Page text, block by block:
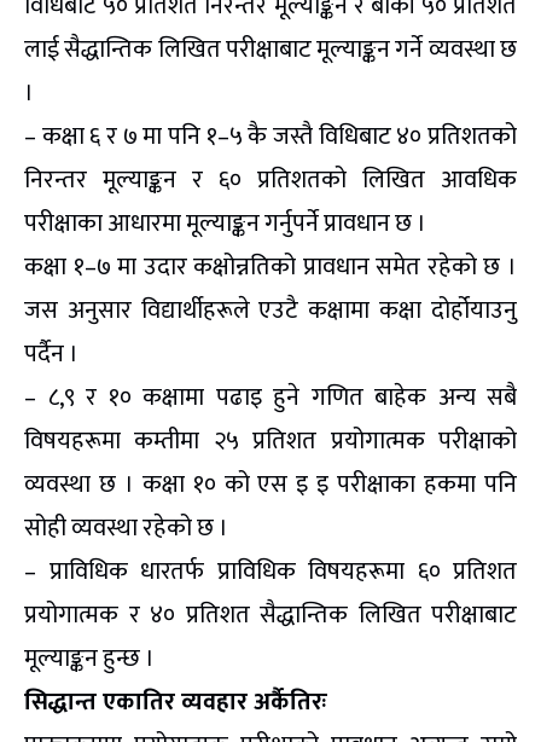
लाई सैद्धान्तिक लिखित परीक्षाबाट मूल्याङ्कन गर्ने व्यवस्था छ
।
– कक्षा ६ र ७ मा पनि १–५ कै जस्तै विधिबाट ४० प्रतिशतको
निरन्तर मूल्याङ्कन र ६० प्रतिशतको लिखित आवधिक
परीक्षाका आधारमा मूल्याङ्कन गर्नुपर्ने प्रावधान छ ।
कक्षा १–७ मा उदार कक्षोन्नतिको प्रावधान समेत रहेको छ ।
जस अनुसार विद्यार्थीहरूले एउटै कक्षामा कक्षा दोर्होयाउनु
पर्दैन ।
– ८,९ र १० कक्षामा पढाइ हुने गणित बाहेक अन्य सबै
विषयहरूमा कम्तीमा २५ प्रतिशत प्रयोगात्मक परीक्षाको
व्यवस्था छ । कक्षा १० को एस इ इ परीक्षाका हकमा पनि
सोही व्यवस्था रहेको छ ।
– प्राविधिक धारतर्फ प्राविधिक विषयहरूमा ६० प्रतिशत
प्रयोगात्मक र ४० प्रतिशत सैद्धान्तिक लिखित परीक्षाबाट
मूल्याङ्कन हुन्छ ।
सिद्धान्त एकातिर व्यवहार अर्कैतिरः